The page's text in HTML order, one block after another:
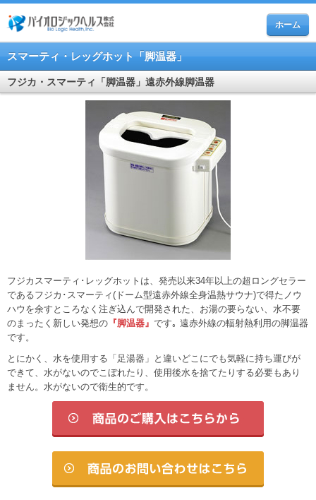
ホーム
スマーティ・レッグホット「脚温器」
フジカ・スマーティ「脚温器」遠赤外線脚温器
フジカスマーティ･レッグホットは、発売以来34年以上の超ロングセラー
であるフジカ･スマーティ(ドーム型遠赤外線全身温熱サウナ)で得たノウ
ハウを余すところなく注ぎ込んで開発された、お湯の要らない、水不要
のまったく新しい発想の 『脚温器』 です｡ 遠赤外線の輻射熱利用の脚温器
です。
とにかく、水を使用する「足湯器」と違いどこにでも気軽に持ち運びが
できて、水がないのでこぼれたり、使用後水を捨てたりする必要もあり
ません。水がないので衛生的です。